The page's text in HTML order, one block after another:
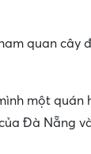
quan cây
một quán
Đà Nẵng